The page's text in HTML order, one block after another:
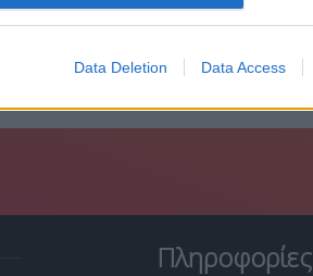
Data Deletion Data Access
ΠΕΡΙΣΣΌΤΕΡΑ ...
Πληροφορίες